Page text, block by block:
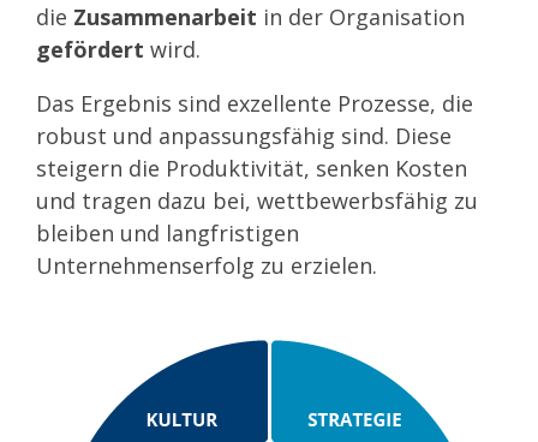
die Zusammenarbeit in der Organisation
gefördert wird.
Das Ergebnis sind exzellente Prozesse, die
robust und anpassungsfähig sind. Diese
steigern die Produktivität, senken Kosten
und tragen dazu bei, wettbewerbsfähig zu
bleiben und langfristigen
Unternehmenserfolg zu erzielen.